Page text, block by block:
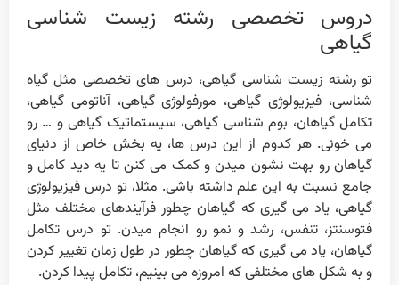
دروس تخصصی رشته زیست شناسی
گیاهی
تو رشته زیست شناسی گیاهی، درس های تخصصی مثل گیاه
شناسی، فیزیولوژی گیاهی، مورفولوژی گیاهی، آناتومی گیاهی،
تکامل گیاهان، بوم شناسی گیاهی، سیستماتیک گیاهی و … رو
می خونی. هر کدوم از این درس ها، یه بخش خاص از دنیای
گیاهان رو بهت نشون میدن و کمک می کنن تا یه دید کامل و
جامع نسبت به این علم داشته باشی. مثلا، تو درس فیزیولوژی
گیاهی، یاد می گیری که گیاهان چطور فرآیندهای مختلف مثل
فتوسنتز، تنفس، رشد و نمو رو انجام میدن. تو درس تکامل
گیاهان، یاد می گیری که گیاهان چطور در طول زمان تغییر کردن
و به شکل های مختلفی که امروزه می بینیم، تکامل پیدا کردن.